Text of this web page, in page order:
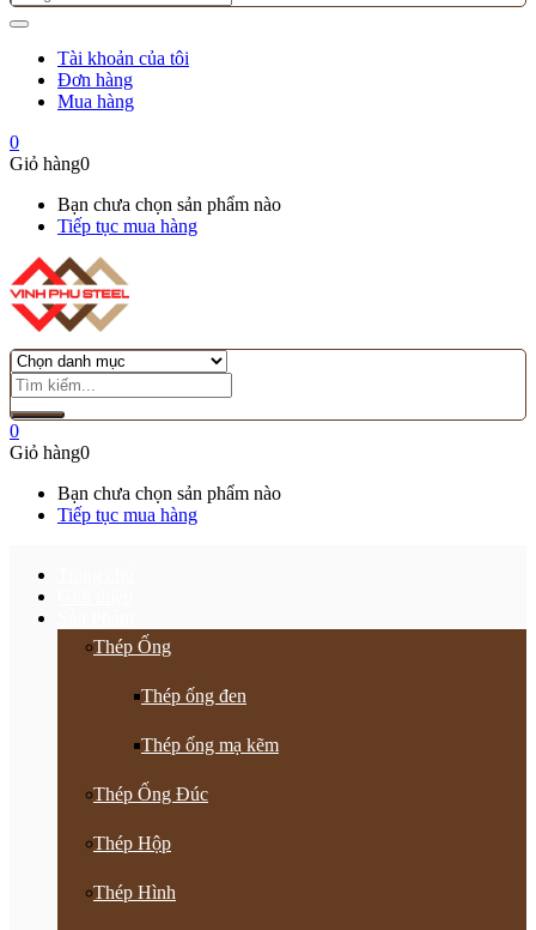
Tài khoản của tôi
Đơn hàng
Mua hàng
0
Giỏ hàng0
Bạn chưa chọn sản phẩm nào
Tiếp tục mua hàng
0
Giỏ hàng0
Bạn chưa chọn sản phẩm nào
Tiếp tục mua hàng
Thép Ống
Thép ống đen
Thép ống mạ kẽm
Thép Ống Đúc
Thép Hộp
Thép Hình